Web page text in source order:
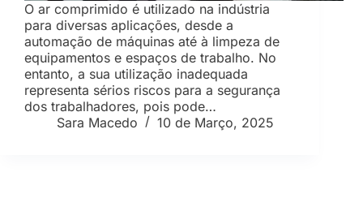
O ar comprimido é utilizado na indústria
para diversas aplicações, desde a
automação de máquinas até à limpeza de
equipamentos e espaços de trabalho. No
entanto, a sua utilização inadequada
representa sérios riscos para a segurança
dos trabalhadores, pois pode…
Sara Macedo
10 de Março, 2025